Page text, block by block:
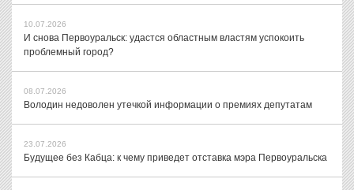
10.07.2026
И снова Первоуральск: удастся областным властям успокоить
проблемный город?
08.07.2026
Володин недоволен утечкой информации о премиях депутатам
23.07.2026
Будущее без Кабца: к чему приведет отставка мэра Первоуральска